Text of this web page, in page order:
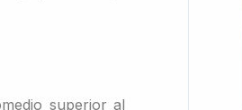
superior al